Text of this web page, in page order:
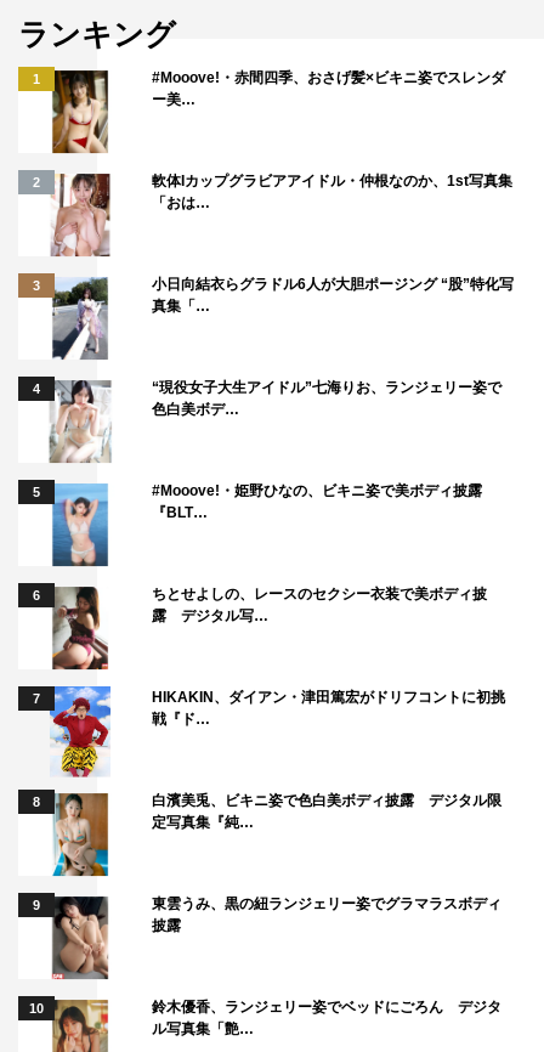
ランキング
1
#Mooove!・赤間四季、おさげ髪×ビキニ姿でスレンダ
ー美…
2
軟体Iカップグラビアアイドル・仲根なのか、1st写真集
「おは…
3
小日向結衣らグラドル6人が大胆ポージング “股”特化写
真集「…
4
“現役女子大生アイドル”七海りお、ランジェリー姿で
色白美ボデ…
5
#Mooove!・姫野ひなの、ビキニ姿で美ボディ披露
『BLT…
6
ちとせよしの、レースのセクシー衣装で美ボディ披
露 デジタル写…
7
HIKAKIN、ダイアン・津田篤宏がドリフコントに初挑
戦『ド…
8
白濱美兎、ビキニ姿で色白美ボディ披露 デジタル限
定写真集『純…
9
東雲うみ、黒の紐ランジェリー姿でグラマラスボディ
披露
10
鈴木優香、ランジェリー姿でベッドにごろん デジタ
ル写真集「艶…